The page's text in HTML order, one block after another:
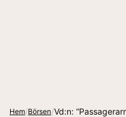
Hem/Börsen/Vd:n: